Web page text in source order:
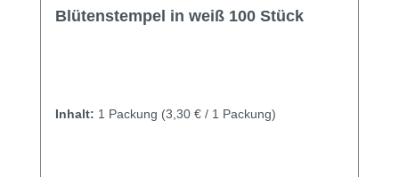
Blütenstempel in weiß 100 Stück
Inhalt: 1 Packung (3,30 € / 1 Packung)